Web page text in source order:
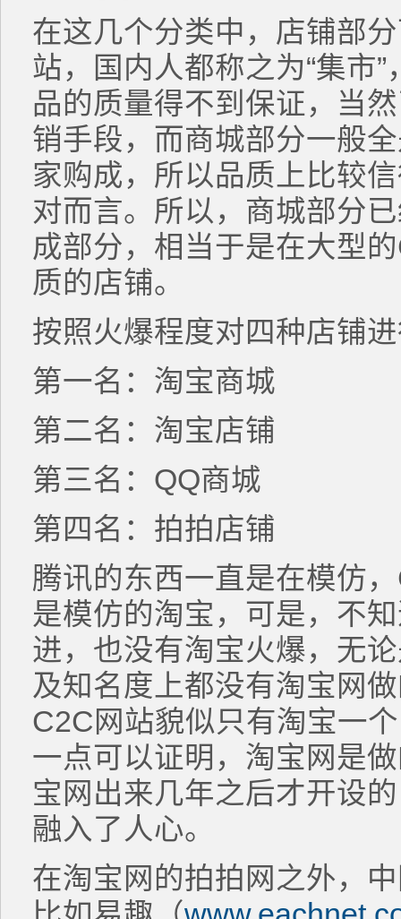
在这几个分类中，店铺部
站，国内人都称之为“集市
品的质量得不到保证，当
销手段，而商城部分一般
家购成，所以品质上比较
对而言。所以，商城部分
成部分，相当于是在大型
质的店铺。
按照火爆程度对四种店铺
第一名：淘宝商城
第二名：淘宝店铺
第三名：QQ商城
第四名：拍拍店铺
腾讯的东西一直是在模仿
是模仿的淘宝，可是，不
进，也没有淘宝火爆，无
及知名度上都没有淘宝网
C2C网站貌似只有淘宝一
一点可以证明，淘宝网是
宝网出来几年之后才开设
融入了人心。
在淘宝网的拍拍网之外，